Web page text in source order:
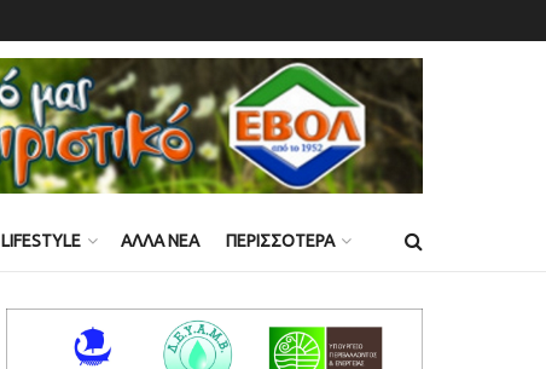
LIFESTYLE ΑΛΛΑ ΝΕΑ ΠΕΡΙΣΣΟΤΕΡΑ